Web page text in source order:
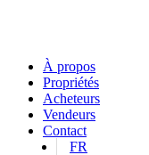
À propos
Propriétés
Acheteurs
Vendeurs
Contact
FR